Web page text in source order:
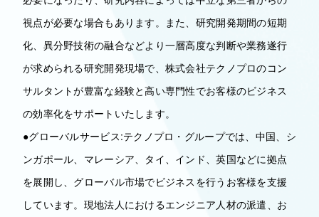
視点が必要な場合もあります。また、研究開発期間の短期
化、異分野技術の融合などより一層高度な判断や業務遂行
が求められる研究開発現場で、株式会社テクノプロのコン
サルタントが豊富な経験と高い専門性でお客様のビジネス
の効率化をサポートいたします。
●グローバルサービス:テクノプロ・グループでは、中国、シ
ンガポール、マレーシア、タイ、インド、英国などに拠点
を展開し、グローバル市場でビジネスを行うお客様を支援
しています。現地法人におけるエンジニア人材の派遣、お